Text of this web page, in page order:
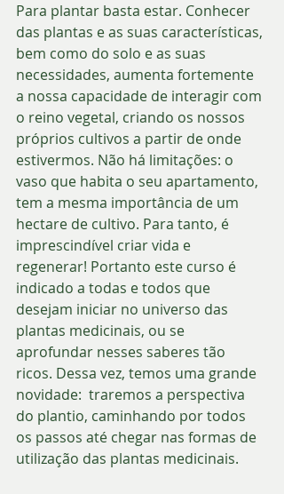
Para plantar basta estar. Conhecer
das plantas e as suas características,
bem como do solo e as suas
necessidades, aumenta fortemente
a nossa capacidade de interagir com
o reino vegetal, criando os nossos
próprios cultivos a partir de onde
estivermos. Não há limitações: o
vaso que habita o seu apartamento,
tem a mesma importância de um
hectare de cultivo. Para tanto, é
imprescindível criar vida e
regenerar! Portanto este curso é
indicado a todas e todos que
desejam iniciar no universo das
plantas medicinais, ou se
aprofundar nesses saberes tão
ricos. Dessa vez, temos uma grande
novidade:  traremos a perspectiva
do plantio, caminhando por todos
os passos até chegar nas formas de
utilização das plantas medicinais.